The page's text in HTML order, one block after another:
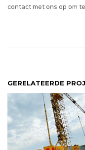
contact met ons op om
GERELATEERDE